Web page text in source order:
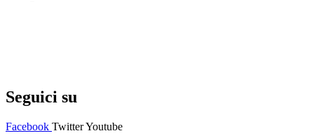
Seguici su
Facebook TwitterYoutube